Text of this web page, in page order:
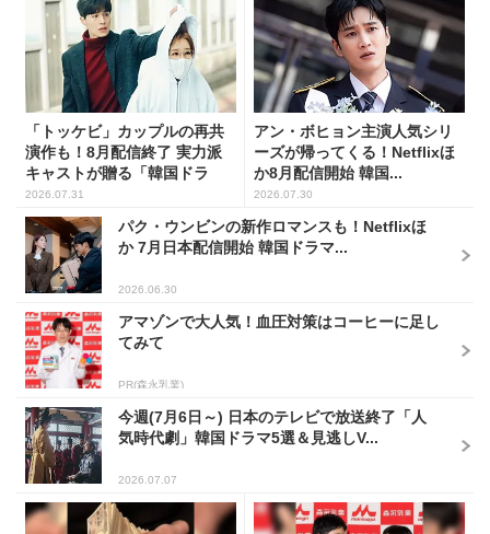
「トッケビ」カップルの再共
演作も！8月配信終了 実力派
キャストが贈る「韓国ドラ
マ...
2026.07.31
アン・ボヒョン主演人気シリ
ーズが帰ってくる！Netflixほ
か8月配信開始 韓国...
2026.07.30
パク・ウンビンの新作ロマンスも！Netflixほ
か 7月日本配信開始 韓国ドラマ...
2026.06.30
アマゾンで大人気！血圧対策はコーヒーに足し
てみて
PR(森永乳業)
今週(7月6日～) 日本のテレビで放送終了「人
気時代劇」韓国ドラマ5選＆見逃しV...
2026.07.07